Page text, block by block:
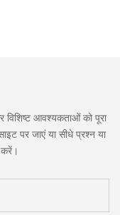
विशिष्ट आवश्यकताओं को पूरा
पर जाएं या सीधे प्रश्न या